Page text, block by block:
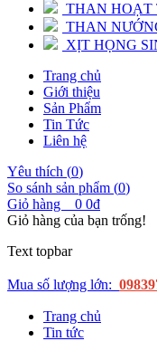
THAN HOẠT
THAN
XỊT HỌNG
Trang chủ
Giới thiệu
Sản Phẩm
Tin Tức
Liên hệ
Yêu thích (0)
So sánh sản phẩm (0)
Giỏ hàng
0 0đ
Giỏ hàng của bạn trống!
Text topbar
Mua số lượng lớn:
Trang chủ
Tin tức